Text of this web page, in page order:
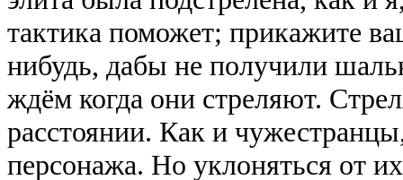
тактика поможет; прикажите
нибудь, дабы не получили
ждём когда они стреляют.
расстоянии. Как и
персонажа. Но уклоняться от